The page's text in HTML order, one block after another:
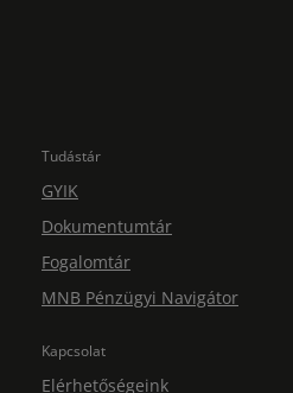
Tudástár
GYIK
Dokumentumtár
Fogalomtár
MNB Pénzügyi Navigátor
Kapcsolat
Elérhetőségeink